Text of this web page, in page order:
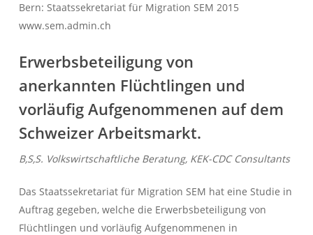
Bern: Staatssekretariat für Migration SEM 2015
www.sem.admin.ch
Erwerbsbeteiligung von
anerkannten Flüchtlingen und
vorläufig Aufgenommenen auf dem
Schweizer Arbeitsmarkt.
B,S,S. Volkswirtschaftliche Beratung, KEK-CDC Consultants
Das Staatssekretariat für Migration SEM hat eine Studie in
Auftrag gegeben, welche die Erwerbsbeteiligung von
Flüchtlingen und vorläufig Aufgenommenen in